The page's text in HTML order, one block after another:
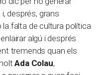
després, grans
falta de cultura política
algú i després
tremends quan els
Ada Colau,